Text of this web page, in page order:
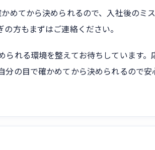
めてから決められるので、入社後のミ
方もまずはご連絡ください。
られる環境を整えてお待ちしています。
の目で確かめてから決められるので安